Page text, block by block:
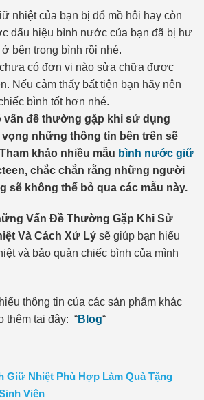
nhiệt của bạn bị đổ mồ hôi hay còn
dấu hiệu bình nước của bạn đã bị hư
bên trong bình rồi nhé.
có đơn vị nào sửa chữa được
Nếu cảm thấy bất tiện bạn hãy nên
bình tốt hơn nhé.
vấn đề thường gặp khi sử dụng
những thông tin bên trên sẽ
khảo nhiều mẫu bình nước giữ
chắc chắn rằng những người
sẽ không thể bỏ qua các mẫu này.
Vấn Đề Thường Gặp Khi Sử
Và Cách Xử Lý sẽ giúp bạn hiểu
và bảo quản chiếc bình của mình
thông tin của các sản phẩm khác
thêm tại đây: “Blog“
Giữ Nhiệt Phù Hợp Làm Quà Tặng
Viên